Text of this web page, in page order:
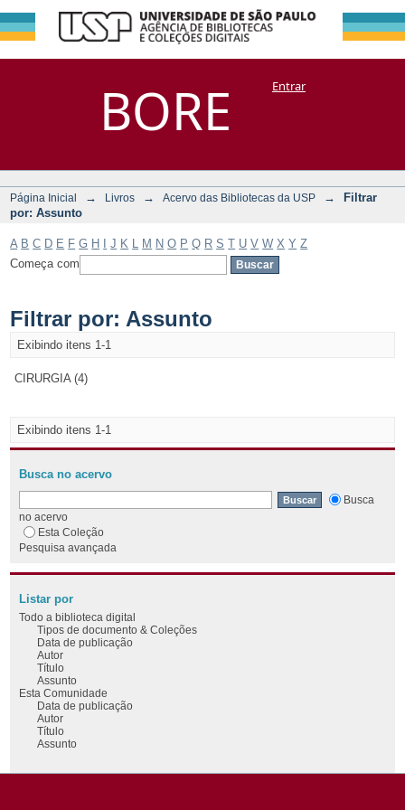
BORE
Filtrar por:
Assunto
DSpace/Manakin + CoriscoEntrar
Página Inicial → Livros → Acervo das Bibliotecas da USP →
Filtrar
por: Assunto
A B C D E F G H J K M N O P Q R S T U V W X Y Z
Começa com
Filtrar por: Assunto
Exibindo itens 1-1
CIRURGIA (4)
Exibindo itens 1-1
Busca no acervo
Busca
no acervo
Esta Coleção
Pesquisa avançada
Listar por
Todo a biblioteca digital
Tipos de documento & Coleções
Data de publicação
Autor
Título
Assunto
Esta Comunidade
Data de publicação
Autor
Título
Assunto